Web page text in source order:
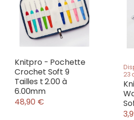
Knitpro - Pochette
Crochet Soft 9
Tailles t 2.00 à
6.00mm
48,90 €
23